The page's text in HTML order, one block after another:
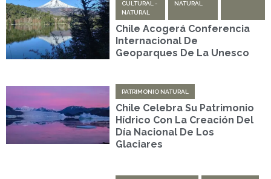
CULTURAL -
NATURAL
NATURAL
Chile Acogerá Conferencia
Internacional De
Geoparques De La Unesco
PATRIMONIO NATURAL
Chile Celebra Su Patrimonio
Hídrico Con La Creación Del
Día Nacional De Los
Glaciares